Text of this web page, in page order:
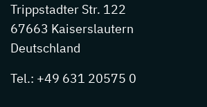
Trippstadter Str. 122
67663 Kaiserslautern
Deutschland
Tel.: +49 631 20575 0